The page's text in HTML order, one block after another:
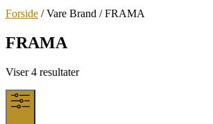
Forside / Vare Brand / FRAMA
FRAMA
Viser 4 resultaterSorted